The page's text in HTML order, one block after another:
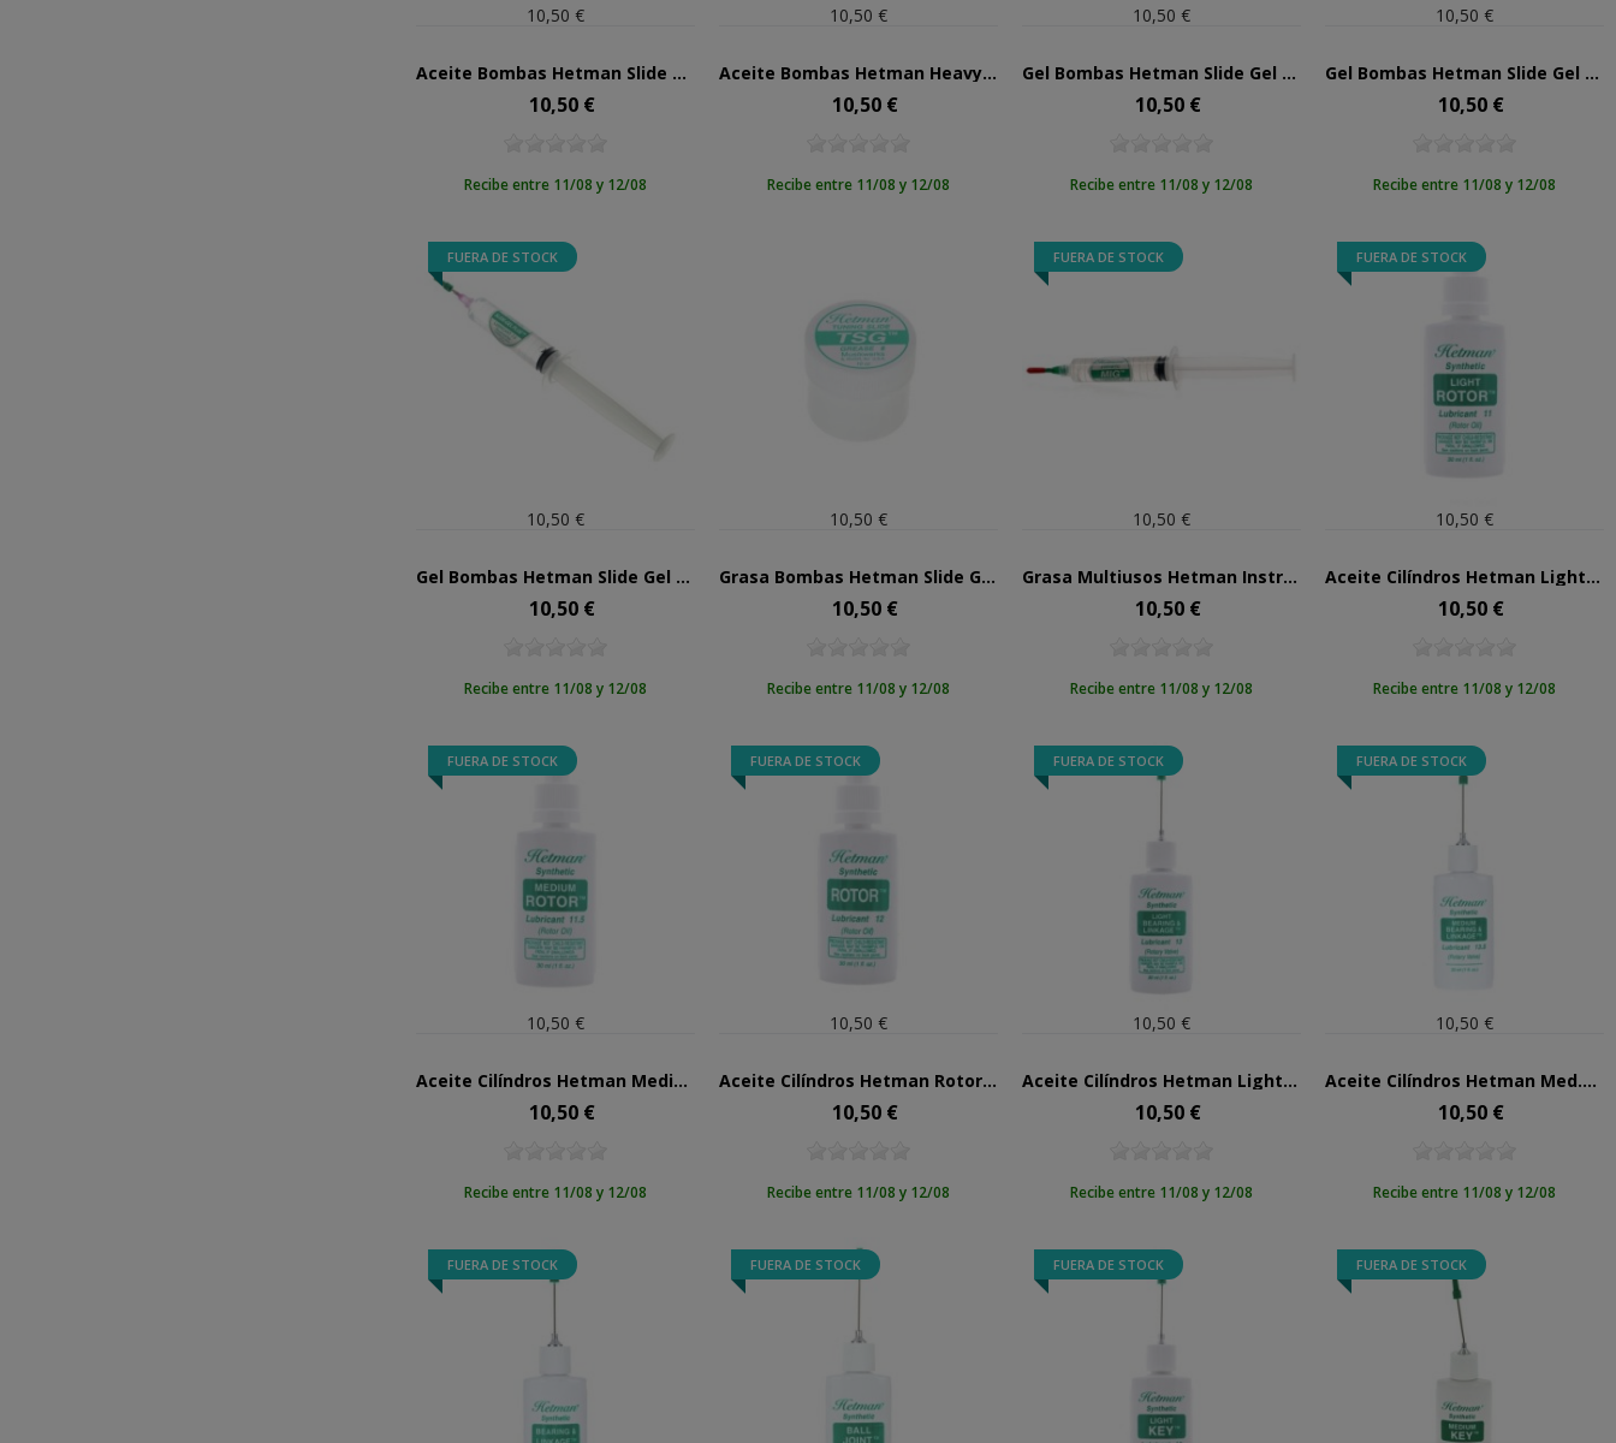
10,50 €
Aceite Bombas Hetman Slide Nº5
Precio
10,50 €
Recibe entre 11/08 y 12/08
10,50 €
Aceite Bombas Hetman Heavy Slide Nº6
Precio
10,50 €
Recibe entre 11/08 y 12/08
10,50 €
Gel Bombas Hetman Slide Gel Light Nº6.5
Precio
10,50 €
Recibe entre 11/08 y 12/08
10,50 €
Gel Bombas Hetman Slide Gel Nº7
Precio
10,50 €
Recibe entre 11/08 y 12/08
FUERA DE STOCK
10,50 €
Gel Bombas Hetman Slide Gel Plus Nº7.5
Precio
10,50 €
Recibe entre 11/08 y 12/08
10,50 €
Grasa Bombas Hetman Slide Grease Nº8
Precio
10,50 €
Recibe entre 11/08 y 12/08
FUERA DE STOCK
10,50 €
Grasa Multiusos Hetman Instrument Grease Nº10
Precio
10,50 €
Recibe entre 11/08 y 12/08
FUERA DE STOCK
10,50 €
Aceite Cilíndros Hetman Light Rotor Nº11
Precio
10,50 €
Recibe entre 11/08 y 12/08
FUERA DE STOCK
10,50 €
Aceite Cilíndros Hetman Medium Rotor Nº11.5
Precio
10,50 €
Recibe entre 11/08 y 12/08
FUERA DE STOCK
10,50 €
Aceite Cilíndros Hetman Rotor Nº12
Precio
10,50 €
Recibe entre 11/08 y 12/08
FUERA DE STOCK
10,50 €
Aceite Cilíndros Hetman Light Bearing&Link. Nº13
Precio
10,50 €
Recibe entre 11/08 y 12/08
FUERA DE STOCK
10,50 €
Aceite Cilíndros Hetman Med.Bearing&Link. Nº13.5
Precio
10,50 €
Recibe entre 11/08 y 12/08
FUERA DE STOCK FUERA DE STOCK FUERA DE STOCK FUERA DE STOCK